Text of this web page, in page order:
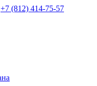
+7 (812) 414-75-57